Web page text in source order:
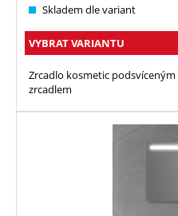
Skladem dle variant
VYBRAT VARIANTU
Zrcadlo kosmetic
zrcadlem